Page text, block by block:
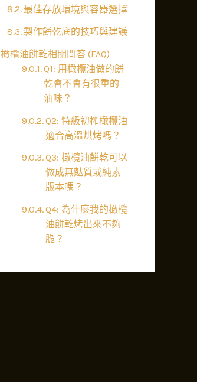
最佳存放環境與容器選擇
製作餅乾底的技巧與建議
橄欖油餅乾相關問答 (FAQ)
Q1: 用橄欖油做的餅
乾會不會有很重的
油味？
Q2: 特級初榨橄欖油
適合高溫烘烤嗎？
Q3: 橄欖油餅乾可以
做成無麩質或純素
版本嗎？
Q4: 為什麼我的橄欖
油餅乾烤出來不夠
脆？